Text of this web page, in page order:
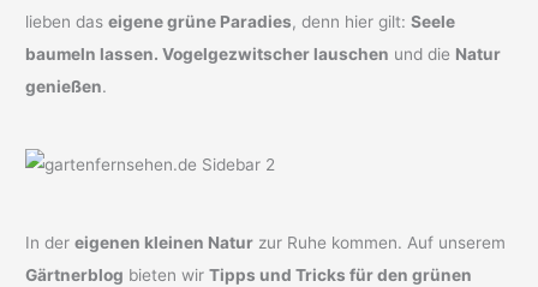
lieben daseigene grüne Paradies, denn hier gilt:Seele
baumeln lassen. Vogelgezwitscher lauschen und die Natur
genießen.
In dereigenen kleinen Natur zur Ruhe kommen. Auf unserem
Gärtnerblog bieten wirTipps und Tricks für den grünen